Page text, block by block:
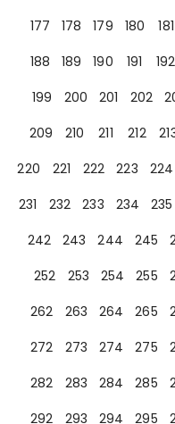
177
178 179 180 181
188
189 190 191 192
199
200 201 202
209
210 211 212
220
221 222 223 224
231
232 233 234 235
242
243 244 245
252
253 254 255
262
263 264 265
272
273 274 275
282
283 284 285
292
293 294 295